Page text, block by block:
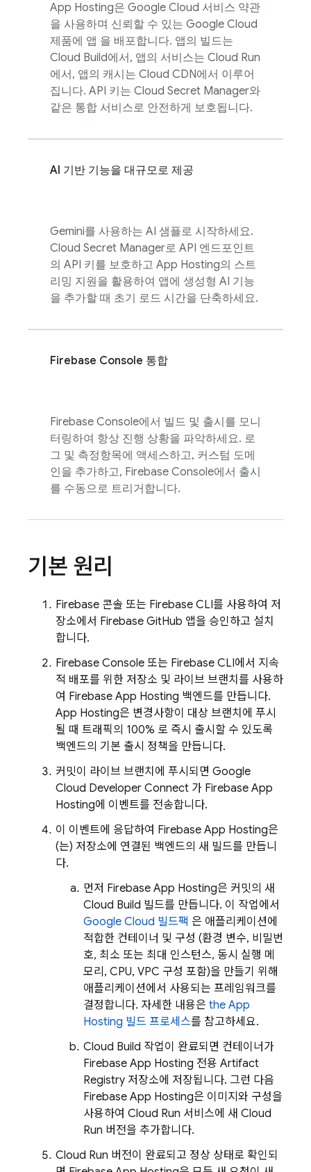
App Hosting은 Google Cloud 서비스 약관
을 사용하며 신뢰할 수 있는 Google Cloud
제품에 앱 을 배포합니다. 앱의 빌드는
Cloud Build에서, 앱의 서비스는 Cloud Run
에서, 앱의 캐시는 Cloud CDN에서 이루어
집니다. API 키는 Cloud Secret Manager와
같은 통합 서비스로 안전하게 보호됩니다.
AI 기반 기능을 대규모로 제공
Gemini를 사용하는 AI 샘플로 시작하세요.
Cloud Secret Manager로 API 엔드포인트
의 API 키를 보호하고 App Hosting의 스트
리밍 지원을 활용하여 앱에 생성형 AI 기능
을 추가할 때 초기 로드 시간을 단축하세요.
Firebase Console 통합
Firebase Console에서 빌드 및 출시를 모니
터링하여 항상 진행 상황을 파악하세요. 로
그 및 측정항목에 액세스하고, 커스텀 도메
인을 추가하고, Firebase Console에서 출시
를 수동으로 트리거합니다.
기본 원리
Firebase 콘솔 또는 Firebase CLI를 사용하여 저
장소에서 Firebase GitHub 앱을 승인하고 설치
합니다.
Firebase Console 또는 Firebase CLI에서 지속
적 배포를 위한 저장소 및 라이브 브랜치를 사용하
여 Firebase App Hosting 백엔드를 만듭니다.
App Hosting은 변경사항이 대상 브랜치에 푸시
될 때 트래픽의 100% 로 즉시 출시할 수 있도록
백엔드의 기본 출시 정책을 만듭니다.
커밋이 라이브 브랜치에 푸시되면 Google
Cloud Developer Connect 가 Firebase App
Hosting에 이벤트를 전송합니다.
이 이벤트에 응답하여 Firebase App Hosting은
(는) 저장소에 연결된 백엔드의 새 빌드를 만듭니
다.
먼저 Firebase App Hosting은 커밋의 새
Cloud Build 빌드를 만듭니다. 이 작업에서
Google Cloud 빌드팩 은 애플리케이션에
적합한 컨테이너 및 구성 (환경 변수, 비밀번
호, 최소 또는 최대 인스턴스, 동시 실행 메
모리, CPU, VPC 구성 포함)을 만들기 위해
애플리케이션에서 사용되는 프레임워크를
결정합니다. 자세한 내용은 the App
Hosting 빌드 프로세스를 참고하세요.
Cloud Build 작업이 완료되면 컨테이너가
Firebase App Hosting 전용 Artifact
Registry 저장소에 저장됩니다. 그런 다음
Firebase App Hosting은 이미지와 구성을
사용하여 Cloud Run 서비스에 새 Cloud
Run 버전을 추가합니다.
Cloud Run 버전이 완료되고 정상 상태로 확인되